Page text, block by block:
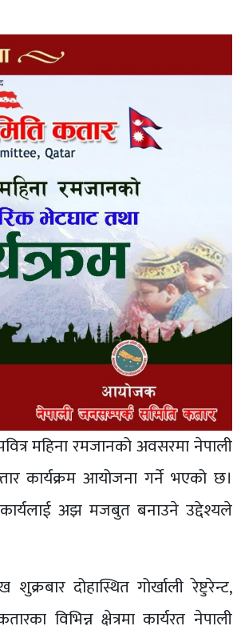
महिना रमजानको अवसरमा नेपाली
कार्यक्रम आयोजना गर्ने भएको छ।
अझ मजबुत बनाउने उद्देश्यले
दोहास्थित गोर्खाली रेष्टुरेन्ट,
विभिन्न क्षेत्रमा कार्यरत नेपाली